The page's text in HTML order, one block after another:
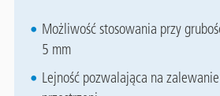
Możliwość stosowania przy
5 mm
Lejność pozwalająca na